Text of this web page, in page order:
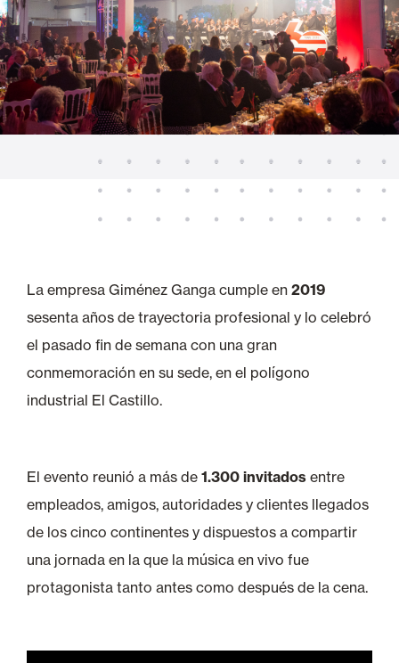
La empresa Giménez Ganga cumple en 2019
sesenta años de trayectoria profesional y lo celebró
el pasado fin de semana con una gran
conmemoración en su sede, en el polígono
industrial El Castillo.
El evento reunió a más de 1.300 invitados entre
empleados, amigos, autoridades y clientes llegados
de los cinco continentes y dispuestos a compartir
una jornada en la que la música en vivo fue
protagonista tanto antes como después de la cena.